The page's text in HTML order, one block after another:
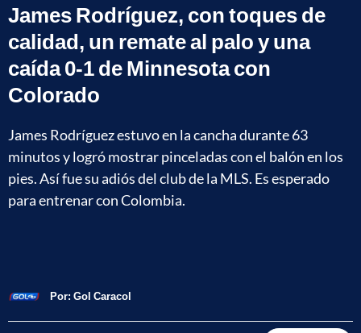
James Rodríguez, con toques de
calidad, un remate al palo y una
caída 0-1 de Minnesota con
Colorado
James Rodríguez estuvo en la cancha durante 63
minutos y logró mostrar pinceladas con el balón en los
pies. Así fue su adiós del club de la MLS. Es esperado
para entrenar con Colombia.
Por: Gol Caracol